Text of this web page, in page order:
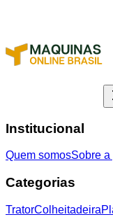
Institucional
Quem somosSobre a
Categorias
TratorColheitadeira